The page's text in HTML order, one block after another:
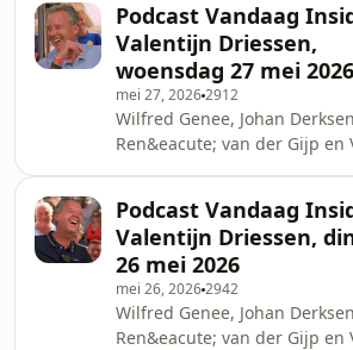
Nieuwkerk naar SBS6, kritiek
Oranje-selectie en advies voor
Ajax.See omnystudio.com/
privacy information.
Podcast Vandaag
Valentijn Driessen,
woensdag 27 mei 2026
mei 27, 20262912
Wilfred Genee, Johan
Ren&eacute; van der Gijp en
bekend, slechte ervaring
Nijhuis en een reactie op Lale
G&uuml;l.See
omnystudio.com/listener for
information.
Podcast Vandaag
Valentijn Driessen,
26 mei 2026
mei 26, 20262942
Wilfred Genee, Johan
Ren&eacute; van der Gijp en